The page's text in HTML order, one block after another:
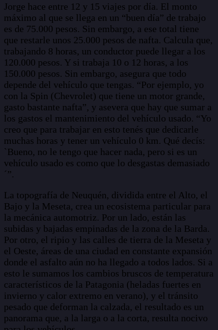
Jorge hace entre 12 y 15 viajes por día. El monto
máximo al que se llega en un “buen día” de trabajo
es de 75.000 pesos. Sin embargo, a ese total tiene
que restarle unos 25.000 pesos de nafta. Calcula que,
trabajando 8 horas, un conductor puede llegar a los
120.000 pesos. Y si trabaja 10 o 12 horas, a los
150.000 pesos. Sin embargo, asegura que todo
depende del vehículo que tengas. “Por ejemplo, yo
con la Spin (Chevrolet) que tiene un motor grande,
gasto bastante nafta”, y asevera que hay que sumar a
los gastos el mantenimiento del vehículo usado. “Yo
creo que para trabajar en esto tenés que dedicarle
muchas horas y tener un vehículo 0 km. Qué decís:
`Bueno, no le tengo que hacer nada, pero si es un
vehículo usado es como que lo desgastas demasiado
´”.
La topografía de Neuquén, dividida entre el Alto, el
Bajo y la Meseta, crea un ecosistema particular para
la mecánica automotriz. Por un lado, están las
subidas y bajadas empinadas de la zona de la Barda.
Por otro, el ripio y las calles de tierra de la Meseta y
el Oeste, áreas de una ciudad en constante expansión
donde el asfalto aún no ha llegado a todos lados. Si a
esto le sumamos los cambios bruscos de temperatura
característicos de la Patagonia (heladas fuertes en
invierno y calor extremo en verano), y el tránsito
pesado que deforman la calzada, el resultado es un
panorama que, a la larga o a la corta, resulta nocivo